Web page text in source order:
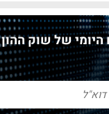
של שוק